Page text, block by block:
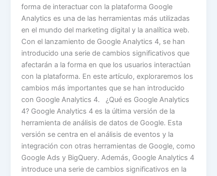
forma de interactuar con la plataforma Google
Analytics es una de las herramientas más utilizadas
en el mundo del marketing digital y la analítica web.
Con el lanzamiento de Google Analytics 4, se han
introducido una serie de cambios significativos que
afectarán a la forma en que los usuarios interactúan
con la plataforma. En este artículo, exploraremos los
cambios más importantes que se han introducido
con Google Analytics 4. ¿Qué es Google Analytics
4? Google Analytics 4 es la última versión de la
herramienta de análisis de datos de Google. Esta
versión se centra en el análisis de eventos y la
integración con otras herramientas de Google, como
Google Ads y BigQuery. Además, Google Analytics 4
introduce una serie de cambios significativos en la